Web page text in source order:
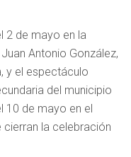
2 de mayo en la
Antonio González,
y el espectáculo
del municipio
10 de mayo en el
la celebración